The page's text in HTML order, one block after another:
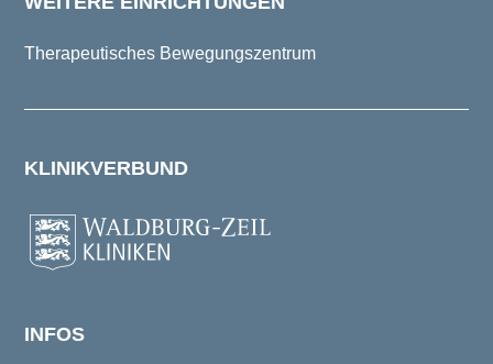
Therapeutisches Bewegungszentrum
KLINIKVERBUND
INFOS